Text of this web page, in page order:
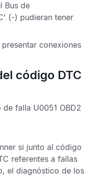
Bus de
(-) pudieran tener
conexiones
código DTC
falla U0051 OBD2
si junto al código
referentes a fallas
el diagnóstico de los